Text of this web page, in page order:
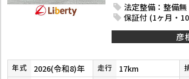
法定整備：整備無
保証付 (1ヶ月・
彦
年式 2026(令和8)年 走行 17km